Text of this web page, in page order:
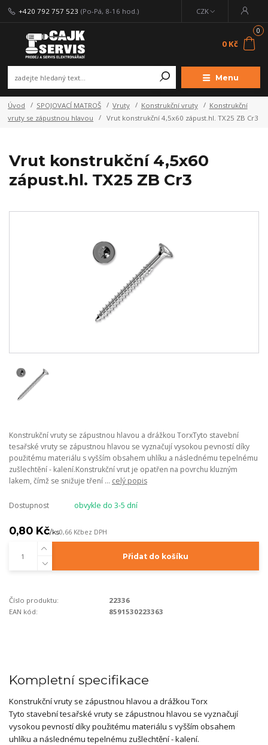
Menu
CZK
+420 792 757 523 (Po-Pá, 8-16 hod.)
0
0 Kč
Úvod SPOJOVACÍ MATROŠ Vruty Konstrukční vruty
Konstrukční
vruty se zápustnou hlavou
Vrut konstrukční 4,5x60 zápust.hl. TX25 ZB Cr3
Vrut konstrukční 4,5x60
zápust.hl. TX25 ZB Cr3
Konstrukční vruty se zápustnou hlavou a drážkou TorxTyto stavební
tesařské vruty se zápustnou hlavou se vyznačují vysokou pevností díky
použitému materiálu s vyšším obsahem uhlíku a následnému tepelnému
zušlechtění - kalení.Konstrukční vrut je opatřen na povrchu kluzným
lakem, čímž se snižuje tření ... celý popis
Dostupnost obvykle do 3-5 dní
0,80 Kč/ks0,66 Kčbez DPH
Přidat do košíku
Číslo produktu:
22336
EAN kód:
8591530223363
Kompletní specifikace
Konstrukční vruty se zápustnou hlavou a drážkou Torx
Tyto stavební tesařské vruty se zápustnou hlavou se vyznačují
vysokou pevností díky použitému materiálu s vyšším obsahem
uhlíku a následnému tepelnému zušlechtění - kalení.